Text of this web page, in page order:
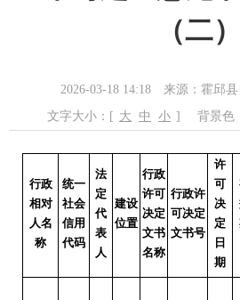
（二）
2026-03-18 14:18
来源：霍邱
文字大小：[ 大 中 小 ] 背景色
行政
相对
人名
称
统一
社会
信用
代码
法
定
代
表
人
建设
位置
行政
许可
决定
文书
名称
行政许
可决定
文书号
许
可
决
定
日
期